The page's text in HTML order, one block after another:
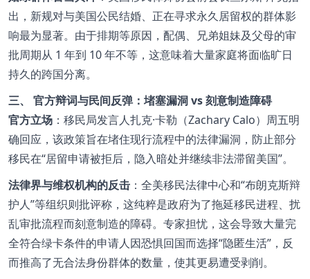
出，新规对与美国公民结婚、正在寻求永久居留权的群体影
响最为显著。由于排期等原因，配偶、兄弟姐妹及父母的审
批周期从 1 年到 10 年不等，这意味着大量家庭将面临旷日
持久的跨国分离。
三、 官方辩词与民间反弹：堵塞漏洞 vs 刻意制造障碍
官方立场 ：移民局发言人扎克·卡勒（Zachary Calo）周五明
确回应，该政策旨在堵住现行流程中的法律漏洞，防止部分
移民在“居留申请被拒后，隐入暗处并继续非法滞留美国”。
法律界与维权机构的反击 ：全美移民法律中心和“布朗克斯辩
护人”等组织则批评称，这纯粹是政府为了拖延移民进程、扰
乱审批流程而刻意制造的障碍。专家担忧，这会导致大量完
全符合绿卡条件的申请人因恐惧回国而选择“隐匿生活”，反
而推高了无合法身份群体的数量，使其更易遭受剥削。